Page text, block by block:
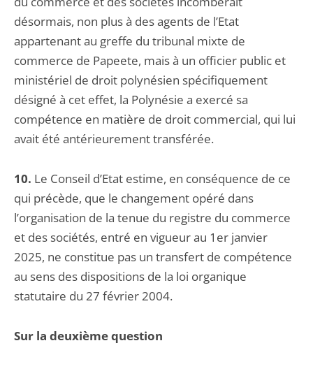
désormais, non plus à des agents de l’Etat
appartenant au greffe du tribunal mixte de
commerce de Papeete, mais à un officier public et
ministériel de droit polynésien spécifiquement
désigné à cet effet, la Polynésie a exercé sa
compétence en matière de droit commercial, qui lui
avait été antérieurement transférée.
10. Le Conseil d’Etat estime, en conséquence de ce
qui précède, que le changement opéré dans
l’organisation de la tenue du registre du commerce
et des sociétés, entré en vigueur au 1er janvier
2025, ne constitue pas un transfert de compétence
au sens des dispositions de la loi organique
statutaire du 27 février 2004.
Sur la deuxième question